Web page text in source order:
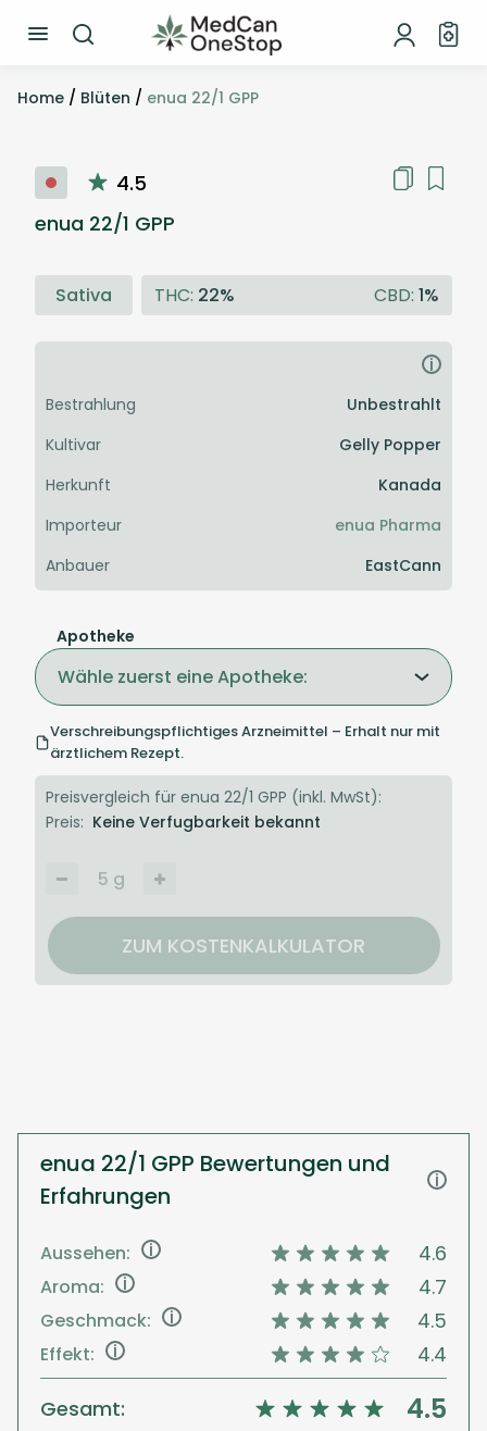
Home / Blüten / enua 22/1 GPP
4.5
enua 22/1 GPP
Sativa THC: 22% CBD: 1%
i
Bestrahlung
Unbestrahlt
Kultivar
Gelly Popper
Herkunft
Kanada
Importeur
enua Pharma
Anbauer
EastCann
Apotheke
Wähle zuerst eine Apotheke:
Verschreibungspflichtiges Arzneimittel – Erhalt nur mit
ärztlichem Rezept.
Preisvergleich für enua 22/1 GPP (inkl. MwSt):
Preis: Keine Verfugbarkeit bekannt
5 g
ZUM KOSTENKALKULATOR
enua 22/1 GPP Bewertungen und
Erfahrungen
i
Aussehen: i 4.6
Aroma: i 4.7
Geschmack: i 4.5
Effekt: i
4.4
Gesamt:
4.5